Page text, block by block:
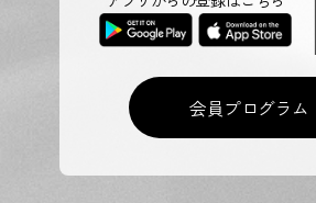
会員プログラム